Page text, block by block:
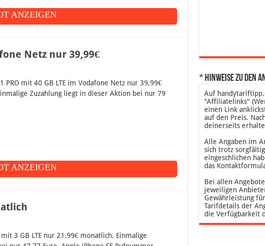
ANZEIGEN
Netz nur 39,99€
PRO mit 40 GB LTE im Vodafone Netz nur 39,99€
Zuzahlung liegt in dieser Aktion bei nur 79
ANZEIGEN
3 GB LTE nur 21,99€ monatlich. Einmalige
* Hinweise zu den
Auf
"Affiliatelinks"
einen Link
auf den Preis.
deinerseits
Alle Angaben im
sich trotz
eingeschlichen
das
Bei allen
jeweiligen
Gewährleistung
Tarifdetails der
die Verfügbarkeit